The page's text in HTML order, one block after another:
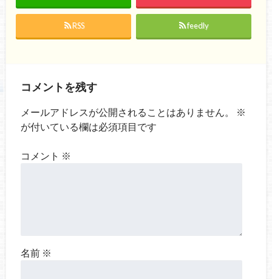
RSS feedly
コメントを残す
メールアドレスが公開されることはありません。
※
が付いている欄は必須項目です
コメント ※
名前 ※